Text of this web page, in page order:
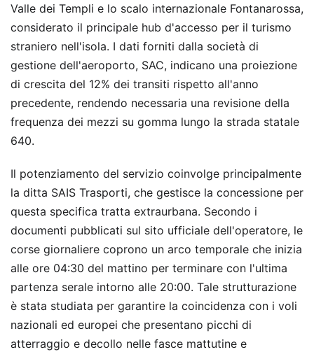
Valle dei Templi e lo scalo internazionale Fontanarossa,
considerato il principale hub d'accesso per il turismo
straniero nell'isola. I dati forniti dalla società di
gestione dell'aeroporto, SAC, indicano una proiezione
di crescita del 12% dei transiti rispetto all'anno
precedente, rendendo necessaria una revisione della
frequenza dei mezzi su gomma lungo la strada statale
640.
Il potenziamento del servizio coinvolge principalmente
la ditta SAIS Trasporti, che gestisce la concessione per
questa specifica tratta extraurbana. Secondo i
documenti pubblicati sul sito ufficiale dell'operatore, le
corse giornaliere coprono un arco temporale che inizia
alle ore 04:30 del mattino per terminare con l'ultima
partenza serale intorno alle 20:00. Tale strutturazione
è stata studiata per garantire la coincidenza con i voli
nazionali ed europei che presentano picchi di
atterraggio e decollo nelle fasce mattutine e